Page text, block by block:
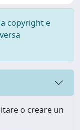
copyright e
o creare un